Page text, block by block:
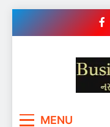
MENU